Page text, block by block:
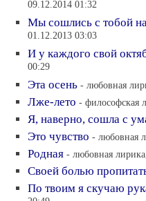
09.12.2014 01:32
Мы сошлись с тобой
01.12.2013 03:03
И у каждого свой
00:29
Эта осень - любовная
Лже-лето - философская
Я, наверно, сошла с
Это чувство - любовная
Родная - любовная
Своей болью
По твоим я скучаю